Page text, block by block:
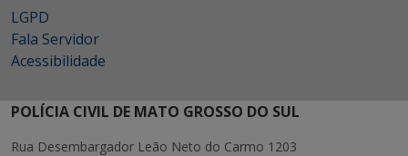
LGPD
Fala Servidor
Acessibilidade
POLÍCIA CIVIL DE MATO GROSSO DO SUL
Rua Desembargador Leão Neto do Carmo 1203